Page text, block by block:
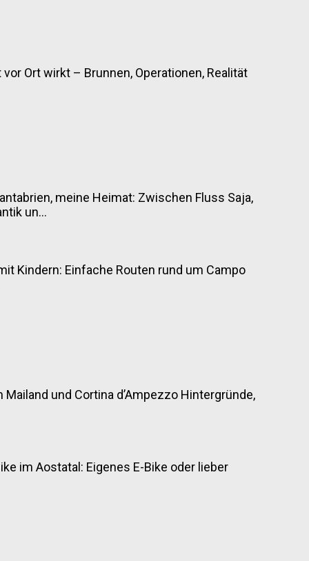
vor Ort wirkt – Brunnen, Operationen, Realität
meine Heimat: Zwischen Fluss Saja,
un...
Kindern: Einfache Routen rund um Campo
und Cortina d’Ampezzo Hintergründe,
im Aostatal: Eigenes E-Bike oder lieber